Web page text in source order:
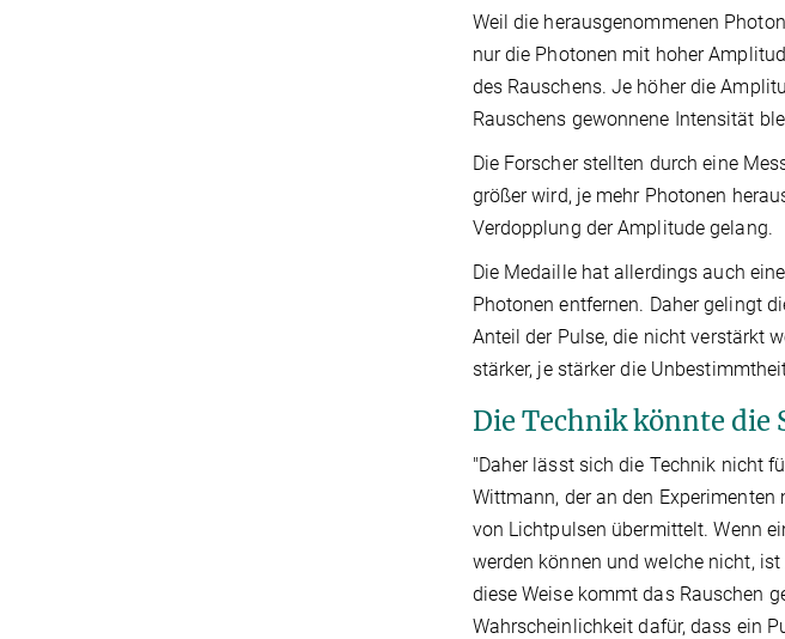
Weil die herausgenommenen
nur die Photonen mit hoher
des Rauschens. Je höher die
Rauschens gewonnene Intensität
Die Forscher stellten durch eine
größer wird, je mehr Photonen
Verdopplung der Amplitude gelang.
Die Medaille hat allerdings auch
Photonen entfernen. Daher gelingt
Anteil der Pulse, die nicht verstärkt
stärker, je stärker die
Die Technik könnte die
"Daher lässt sich die Technik nicht
Wittmann, der an den
von Lichtpulsen übermittelt. Wenn
werden können und welche nicht,
diese Weise kommt das Rauschen
Wahrscheinlichkeit dafür, dass ein